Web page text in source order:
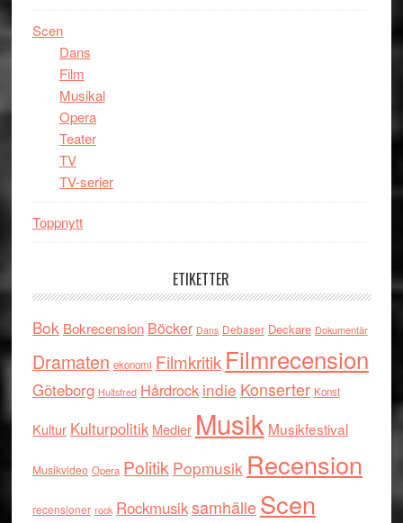
Scen
Dans
Film
Musikal
Opera
Teater
TV
TV-serier
Toppnytt
ETIKETTER
Bok Bokrecension Böcker Dans Debaser Deckare Dokumentär
Dramaten ekonomi Filmkritik Filmrecension
Göteborg Hultsfred Hårdrock indie Konserter Konst
Kultur Kulturpolitik Medier Musik Musikfestival
Musikvideo Opera Politik Popmusik Recension
recensioner rock RockmusiksamhälleScen